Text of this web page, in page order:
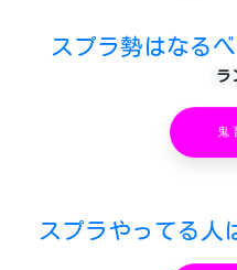
スプラ勢はなる
ラ
鬼
スプラやってる人